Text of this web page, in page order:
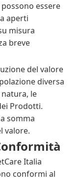
essere
aperti
misura
breve
del valore
diversa
le
Prodotti.
somma
valore.
Italia
conformi al